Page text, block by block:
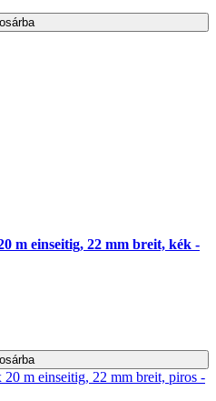
m einseitig, 22 mm breit, kék -